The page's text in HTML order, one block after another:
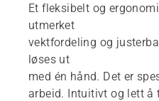
Et fleksibelt og
utmerket
vektfordeling og
løses ut
med én hånd. Det er
arbeid. Intuitivt og lett å